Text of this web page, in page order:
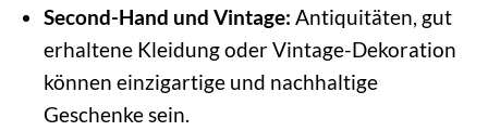
Second-Hand und Vintage: Antiquitäten, gut
erhaltene Kleidung oder Vintage-Dekoration
können einzigartige und nachhaltige
Geschenke sein.